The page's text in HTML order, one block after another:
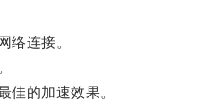
连接。
的加速效果。